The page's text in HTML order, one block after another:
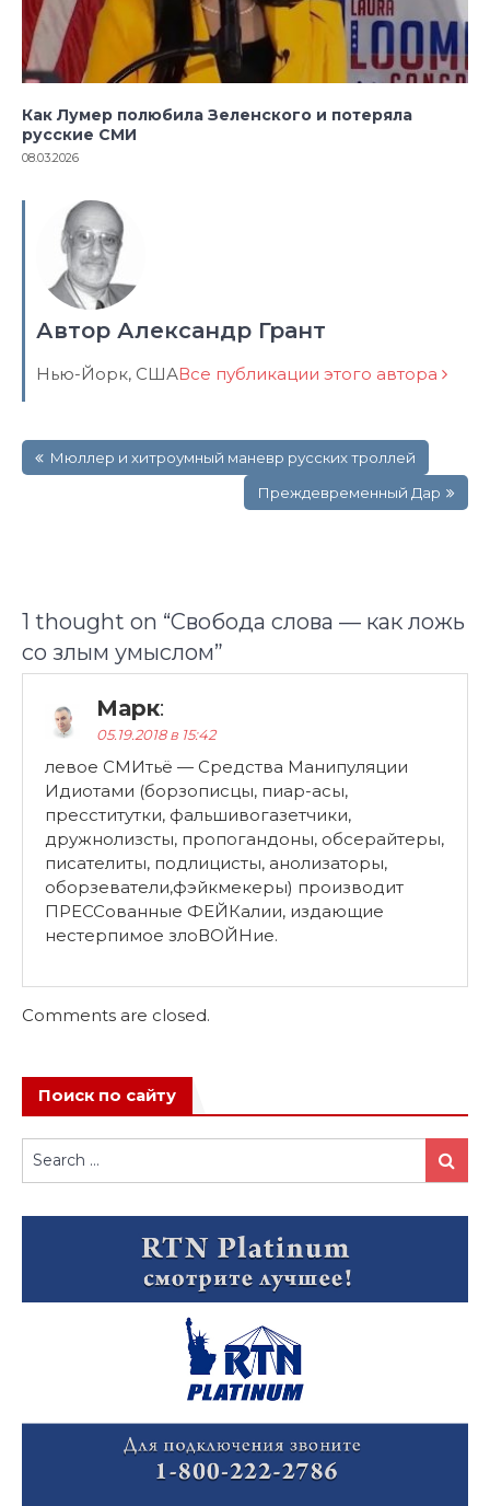
Как Лумер полюбила Зеленского и потеряла
русские СМИ
08.03.2026
Автор Александр Грант
Нью-Йорк, СШАВсе публикации этого автора
по Мюллер и хитроумный маневр русских троллей
Преждевременный Дар
1 thought on “Свобода слова — как ложь
со злым умыслом”
Марк:
05.19.2018 в 15:42
левое СМИтьё — Средства Манипуляции
Идиотами (борзописцы, пиар-асы,
пресститутки, фальшивогазетчики,
дружнолизсты, пропогандоны, обсерайтеры,
писателиты, подлицисты, анолизаторы,
оборзеватели,фэйкмекеры) производит
ПРЕССованные ФЕЙКалии, издающие
нестерпимое злоВОЙНие.
Comments are closed.
Поиск по сайту
Search
for:
Search